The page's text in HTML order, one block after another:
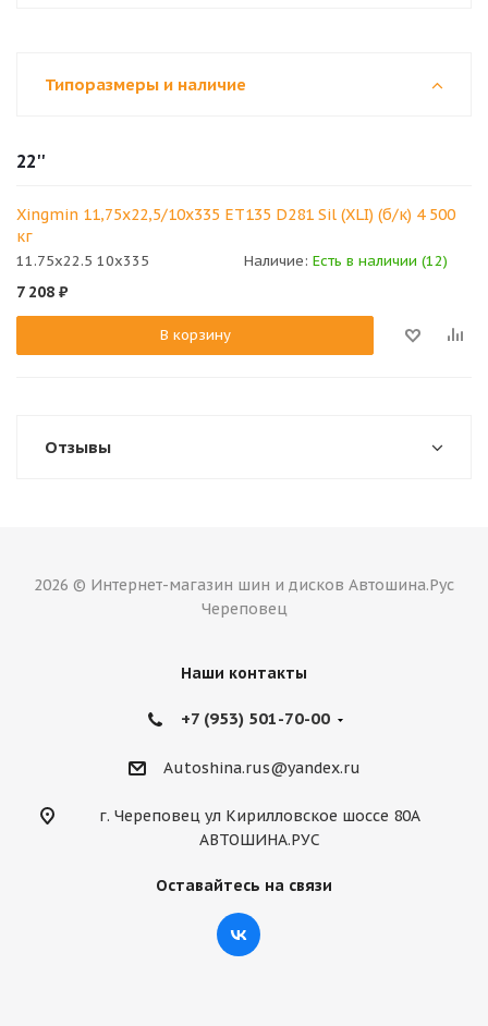
Типоразмеры и наличие
22''
Xingmin 11,75x22,5/10x335 ET135 D281 Sil (XLI) (б/к) 4 500
кг
11.75x22.5 10x335 Наличие: Есть в наличии (12)
7 208 ₽
В корзину
Отзывы
2026 © Интернет-магазин шин и дисков Автошина.Рус
Череповец
Наши контакты
+7 (953) 501-70-00
Autoshina.rus@yandex.ru
г. Череповец ул Кирилловское шоссе 80А
АВТОШИНА.РУС
Оставайтесь на связи